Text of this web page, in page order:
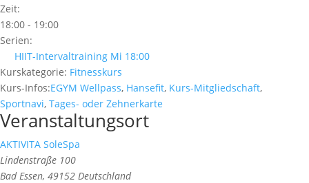
Zeit:
18:00 - 19:00
Serien:
HIIT-Intervaltraining Mi 18:00
Kurskategorie: Fitnesskurs
Kurs-Infos:EGYM Wellpass, Hansefit, Kurs-Mitgliedschaft,
Sportnavi, Tages- oder Zehnerkarte
Veranstaltungsort
AKTIVITA SoleSpa
Lindenstraße 100
Bad Essen, 49152 Deutschland